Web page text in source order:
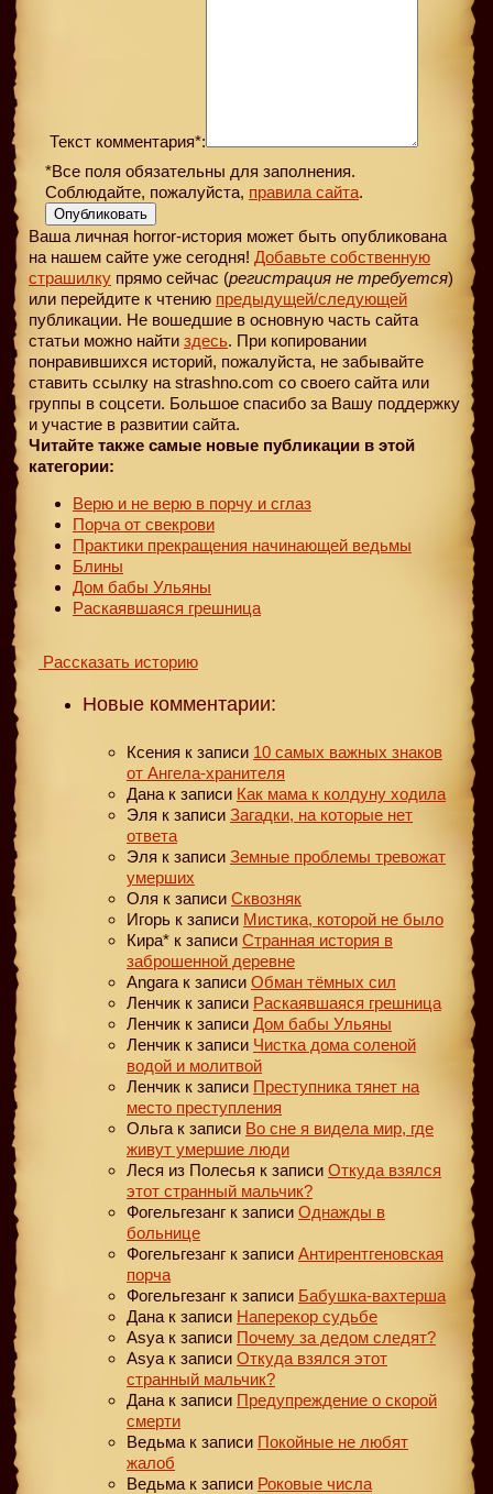
Текст комментария*:
*Все поля обязательны для заполнения.
Соблюдайте, пожалуйста, правила сайта.
Опубликовать
Ваша личная horror-история может быть опубликована
на нашем сайте уже сегодня! Добавьте собственную
страшилку прямо сейчас (регистрация не требуется)
или перейдите к чтению предыдущей/следующей
публикации. Не вошедшие в основную часть сайта
статьи можно найти здесь. При копировании
понравившихся историй, пожалуйста, не забывайте
ставить ссылку на strashno.com со своего сайта или
группы в соцсети. Большое спасибо за Вашу поддержку
и участие в развитии сайта.
Читайте также самые новые публикации в этой
категории:
Верю и не верю в порчу и сглаз
Порча от свекрови
Практики прекращения начинающей ведьмы
Блины
Дом бабы Ульяны
Раскаявшаяся грешница
Рассказать историю
Новые комментарии:
Ксения к записи 10 самых важных знаков
от Ангела-хранителя
Дана к записи Как мама к колдуну ходила
Эля к записи Загадки, на которые нет
ответа
Эля к записи Земные проблемы тревожат
умерших
Оля к записи Сквозняк
Игорь к записи Мистика, которой не было
Кира* к записи Странная история в
заброшенной деревне
Angara к записи Обман тёмных сил
Ленчик к записи Раскаявшаяся грешница
Ленчик к записи Дом бабы Ульяны
Ленчик к записи Чистка дома соленой
водой и молитвой
Ленчик к записи Преступника тянет на
место преступления
Ольга к записи Во сне я видела мир, где
живут умершие люди
Леся из Полесья к записи Откуда взялся
этот странный мальчик?
Фогельгезанг к записи Однажды в
больнице
Фогельгезанг к записи Антирентгеновская
порча
Фогельгезанг к записи Бабушка-вахтерша
Дана к записи Наперекор судьбе
Asya к записи Почему за дедом следят?
Asya к записи Откуда взялся этот
странный мальчик?
Дана к записи Предупреждение о скорой
смерти
Ведьма к записи Покойные не любят
жалоб
Ведьма к записи Роковые числа